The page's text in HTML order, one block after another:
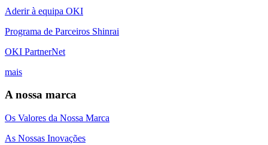
Aderir à equipa OKI
Programa de Parceiros Shinrai
OKI PartnerNet
mais
A nossa marca
Os Valores da Nossa Marca
As Nossas Inovações